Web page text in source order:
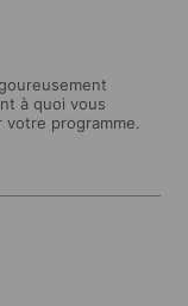
à quoi vous
programme.